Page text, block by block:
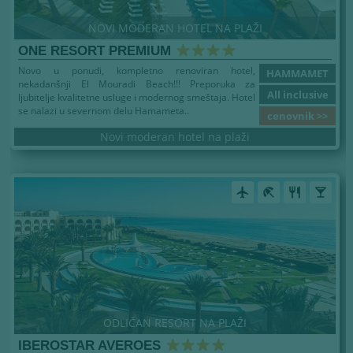
NOVI MODERAN HOTEL NA PLAŽI
ONE RESORT PREMIUM
HAMMAMET
All inclusive
cenovnik >>
Novo u ponudi, kompletno renoviran hotel,
nekadanšnji El Mouradi Beach!!! Preporuka za
ljubitelje kvalitetne usluge i modernog smeštaja. Hotel
se nalazi u severnom delu Hamameta..
Novi moderan hotel na plaži
airplanemode_active beach_access restaurant local_bar
ODLIČAN RESORT NA PLAŽI
IBEROSTAR AVEROES